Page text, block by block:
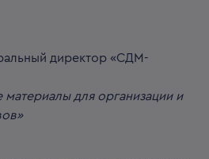
директор «СДМ-
для организации и